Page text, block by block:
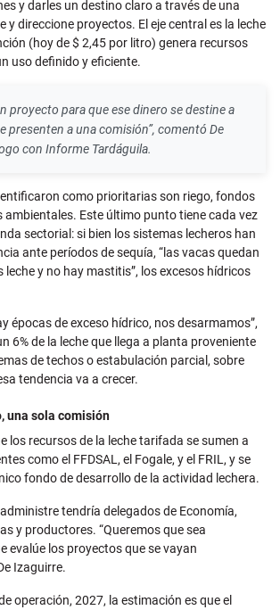
y darles un destino claro a través de una
y direccione proyectos. El eje central es la leche
(hoy de $ 2,45 por litro) genera recursos
uso definido y eficiente.
proyecto para que ese dinero se destine a
presenten a una comisión”, comentó De
con Informe Tardáguila.
como prioritarias son riego, fondos
ambientales. Este último punto tiene cada vez
sectorial: si bien los sistemas lecheros han
ante períodos de sequía, “las vacas quedan
leche y no hay mastitis”, los excesos hídricos
épocas de exceso hídrico, nos desarmamos”,
6% de la leche que llega a planta proveniente
de techos o estabulación parcial, sobre
tendencia va a crecer.
una sola comisión
los recursos de la leche tarifada se sumen a
como el FFDSAL, el Fogale, y el FRIL, y se
fondo de desarrollo de la actividad lechera.
tendría delegados de Economía,
y productores. “Queremos que sea
evalúe los proyectos que se vayan
Izaguirre.
operación, 2027, la estimación es que el